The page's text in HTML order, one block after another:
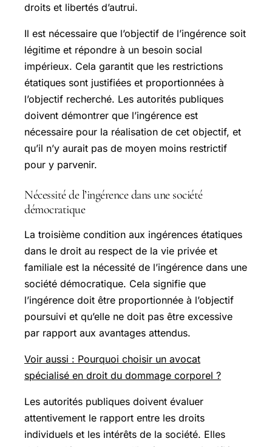
droits et libertés d’autrui.
Il est nécessaire que l’objectif de l’ingérence soit
légitime et répondre à un besoin social
impérieux. Cela garantit que les restrictions
étatiques sont justifiées et proportionnées à
l’objectif recherché. Les autorités publiques
doivent démontrer que l’ingérence est
nécessaire pour la réalisation de cet objectif, et
qu’il n’y aurait pas de moyen moins restrictif
pour y parvenir.
Nécessité de l’ingérence dans une société
démocratique
La troisième condition aux ingérences étatiques
dans le droit au respect de la vie privée et
familiale est la nécessité de l’ingérence dans une
société démocratique. Cela signifie que
l’ingérence doit être proportionnée à l’objectif
poursuivi et qu’elle ne doit pas être excessive
par rapport aux avantages attendus.
Voir aussi : Pourquoi choisir un avocat
spécialisé en droit du dommage corporel ?
Les autorités publiques doivent évaluer
attentivement le rapport entre les droits
individuels et les intérêts de la société. Elles